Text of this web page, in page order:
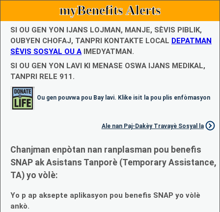
myBenefits Alerts
SI OU GEN YON IJANS LOJMAN, MANJE, SÈVIS PIBLIK,
OUBYEN CHOFAJ, TANPRI KONTAKTE LOCAL DEPATMAN
SÈVIS SOSYAL OU A IMEDYATMAN.
SI OU GEN YON LAVI KI MENASE OSWA IJANS MEDIKAL,
TANPRI RELE 911.
Ou gen pouvwa pou Bay lavi. Klike isit la pou plis enfòmasyon
Ale nan Paj-Dakèy Travayè Sosyal la
Chanjman enpòtan nan ranplasman pou benefis
SNAP ak Asistans Tanporè (Temporary Assistance,
TA) yo vòlè:
Yo p ap aksepte aplikasyon pou benefis SNAP yo vòlè
ankò.